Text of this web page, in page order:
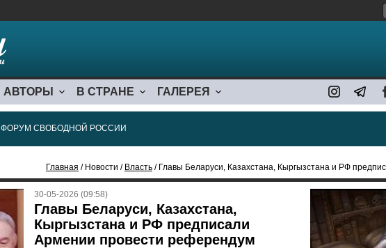
АВТОРЫ В СТРАНЕ ГАЛЕРЕЯ
ФОРУМ СВОБОДНОЙ РОССИИ
Главная / Новости / Власть / Главы Беларуси, Казахстана, Кыргызстана и РФ предписали
30-05-2026 (09:58)
Главы Беларуси, Казахстана,
Кыргызстана и РФ предписали
Армении провести референдум